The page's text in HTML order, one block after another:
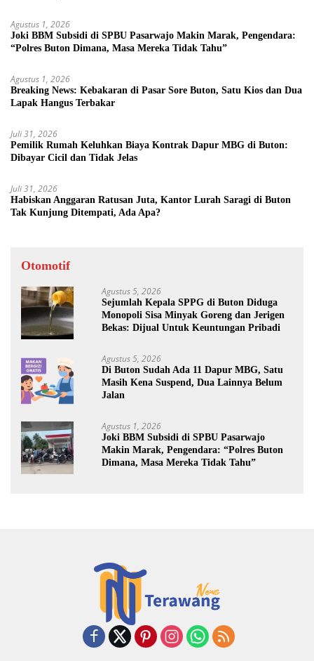
Agustus 1, 2026
Joki BBM Subsidi di SPBU Pasarwajo Makin Marak, Pengendara:
“Polres Buton Dimana, Masa Mereka Tidak Tahu”
Agustus 1, 2026
Breaking News: Kebakaran di Pasar Sore Buton, Satu Kios dan Dua
Lapak Hangus Terbakar
Juli 31, 2026
Pemilik Rumah Keluhkan Biaya Kontrak Dapur MBG di Buton:
Dibayar Cicil dan Tidak Jelas
Juli 31, 2026
Habiskan Anggaran Ratusan Juta, Kantor Lurah Saragi di Buton
Tak Kunjung Ditempati, Ada Apa?
Otomotif
Agustus 5, 2026
Sejumlah Kepala SPPG di Buton Diduga
Monopoli Sisa Minyak Goreng dan Jerigen
Bekas: Dijual Untuk Keuntungan Pribadi
Agustus 5, 2026
Di Buton Sudah Ada 11 Dapur MBG, Satu
Masih Kena Suspend, Dua Lainnya Belum
Jalan
Agustus 1, 2026
Joki BBM Subsidi di SPBU Pasarwajo
Makin Marak, Pengendara: “Polres Buton
Dimana, Masa Mereka Tidak Tahu”